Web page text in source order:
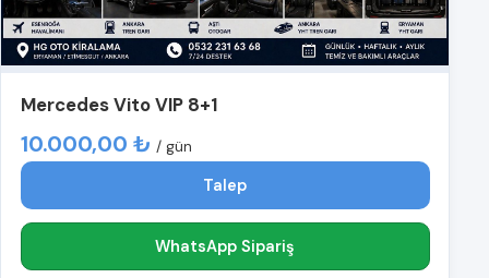
Mercedes Vito VIP 8+1
10.000,00 ₺ / gün
Talep
WhatsApp Sipariş